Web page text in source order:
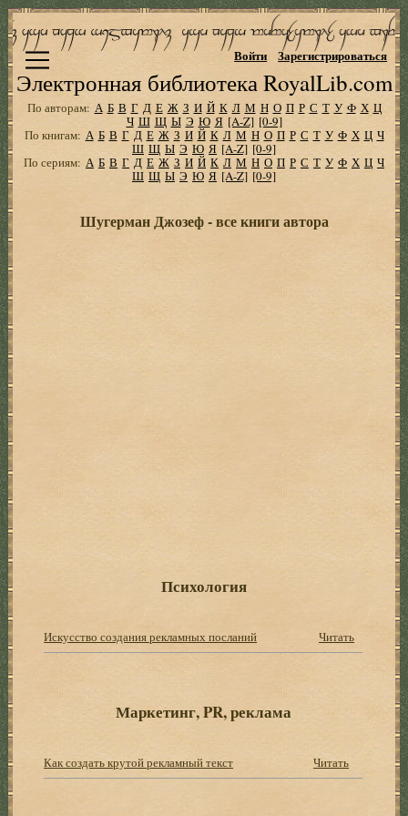
Электронная библиотека RoyalLib.com
Войти Зарегистрироваться
По авторам: А Б В Г Д Е Ж З И Й К Л М Н О П Р С Т У Ф Х Ц
Ч Ш Щ Ы Э Ю Я [A-Z] [0-9]
По книгам: А Б В Г Д Е Ж З И Й К Л М Н О П Р С Т У Ф Х Ц Ч
Ш Щ Ы Э Ю Я [A-Z] [0-9]
По сериям: А Б В Г Д Е Ж З И Й К Л М Н О П Р С Т У Ф Х Ц Ч
Ш Щ Ы Э Ю Я [A-Z] [0-9]
Шугерман Джозеф - все книги автора
Психология
Искусство создания рекламных посланий Читать
Маркетинг, PR, реклама
Как создать крутой рекламный текст Читать